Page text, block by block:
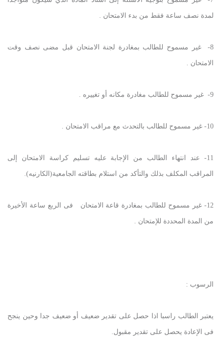
لمدة نصف ساعة فقط من بدء الامتحان .
8- غير مسموح للطالب بمغادرة لجنة الامتحان قبل مضى نصف وقت
الامتحان .
9- غير مسموح للطالب مغادرة مكانه أو تغييره .
10- غير مسموح للطالب بالتحدث مع مراقب الامتحان .
11- عند انتهاء الطالب من الإجابة عليه تسليم كراسة الامتحان إلى
المراقب المكلف بذلك والتأكد من استلام بطاقته الجامعية(الكارنيه).
12- غير مسموح للطالب بمغادرة قاعة الامتحان فى الربع ساعة الأخيرة
من المدة المحددة للإمتحان .
الرسوب :
يعتبر الطالب راسبا اذا حصل على تقدير ضعيف أو ضعيف جدا وحين ينجح
فى الإعادة يحصل على تقدير مقبول.